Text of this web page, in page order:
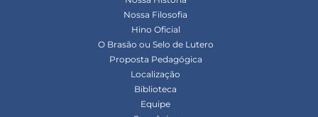
Nossa Filosofia
Hino Oficial
O Brasão ou Selo de Lutero
Proposta Pedagógica
Localização
Biblioteca
Equipe